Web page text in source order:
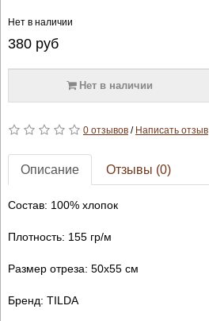
Нет в наличии
380руб
Нет в наличии
0 отзывов/ Написать отзыв
Описание Отзывы (0)
Состав: 100% хлопок
Плотность: 155 гр/м
Размер отреза: 50х55 см
Бренд: TILDA